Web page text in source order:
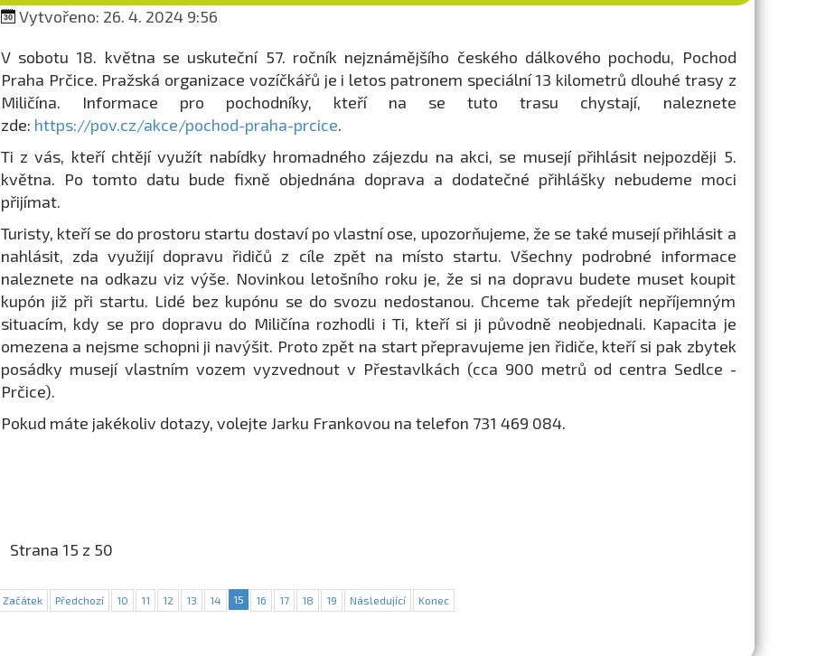
Vytvořeno: 26. 4. 2024 9:56
V sobotu 18. května se uskuteční 57. ročník nejznámějšího českého dálkového pochodu, Pochod
Praha Prčice. Pražská organizace vozíčkářů je i letos patronem speciální 13 kilometrů dlouhé trasy z
Miličína. Informace pro pochodníky, kteří na se tuto trasu chystají, naleznete
zde: https://pov.cz/akce/pochod-praha-prcice.
Ti z vás, kteří chtějí využít nabídky hromadného zájezdu na akci, se musejí přihlásit nejpozději 5.
května. Po tomto datu bude fixně objednána doprava a dodatečné přihlášky nebudeme moci
přijímat.
Turisty, kteří se do prostoru startu dostaví po vlastní ose, upozorňujeme, že se také musejí přihlásit a
nahlásit, zda využijí dopravu řidičů z cíle zpět na místo startu. Všechny podrobné informace
naleznete na odkazu viz výše. Novinkou letošního roku je, že si na dopravu budete muset koupit
kupón již při startu. Lidé bez kupónu se do svozu nedostanou. Chceme tak předejít nepříjemným
situacím, kdy se pro dopravu do Miličína rozhodli i Ti, kteří si ji původně neobjednali. Kapacita je
omezena a nejsme schopni ji navýšit. Proto zpět na start přepravujeme jen řidiče, kteří si pak zbytek
posádky musejí vlastním vozem vyzvednout v Přestavlkách (cca 900 metrů od centra Sedlce -
Prčice).
Pokud máte jakékoliv dotazy, volejte Jarku Frankovou na telefon 731 469 084.
Strana 15 z 50
Začátek Předchozí 10 11 12 13 14 15 16 17 18 19 Následující Konec